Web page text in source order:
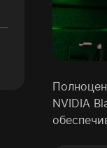
NVIDIA